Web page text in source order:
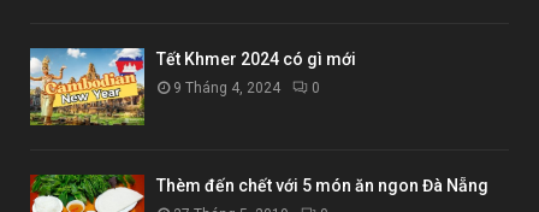
Tết Khmer 2024 có gì mới
9 Tháng 4, 2024 0
Thèm đến chết với 5 món ăn ngon Đà Nẵng